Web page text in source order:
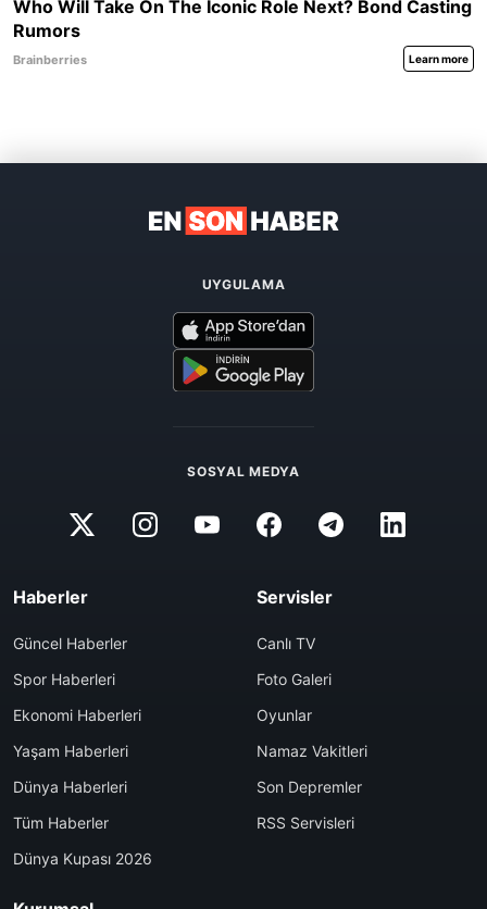
UYGULAMA
SOSYAL MEDYA
Haberler
Güncel Haberler
Spor Haberleri
Ekonomi Haberleri
Yaşam Haberleri
Dünya Haberleri
Tüm Haberler
Dünya Kupası 2026
Servisler
Canlı TV
Foto Galeri
Oyunlar
Namaz Vakitleri
Son Depremler
RSS Servisleri